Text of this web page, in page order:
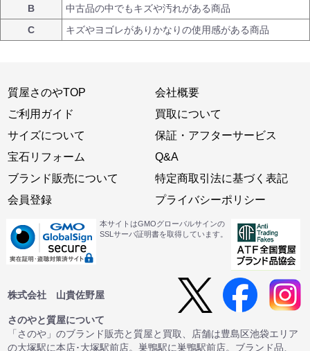
B
中古品の中でもキズや汚れがある商品
C
キズやヨゴレがありかなりの使用感がある商品
質屋さのやTOP
ご利用ガイド
サイズについて
宝石リフォーム
ブランド販売について
会員登録
会社概要
買取について
保証・アフターサービス
Q&A
特定商取引法に基づく表記
プライバシーポリシー
本サイトはGMOグローバルサインの
SSLサーバ証明書を取得しています。
株式会社 山貴佐野屋
さのやと質屋について
「さのや」のブランド販売と質屋と買取、店舗は豊島区池袋エリア
の大塚駅に本店･大塚駅前店。巣鴨駅に巣鴨駅前店。ブランド品、